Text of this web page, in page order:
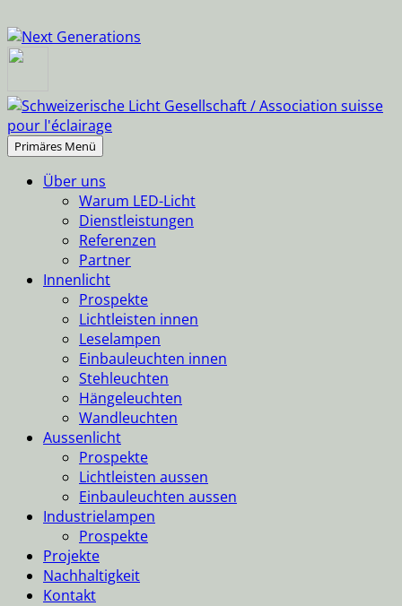
Suchen
Primäres Menü Springe
Inhalt
Über uns
Warum LED-Licht
Dienstleistungen
Referenzen
Partner
Innenlicht
Prospekte
Lichtleisten innen
Leselampen
Einbauleuchten innen
Stehleuchten
Hängeleuchten
Wandleuchten
Aussenlicht
Prospekte
Lichtleisten aussen
Einbauleuchten aussen
Industrielampen
Prospekte
Projekte
Nachhaltigkeit
Kontakt